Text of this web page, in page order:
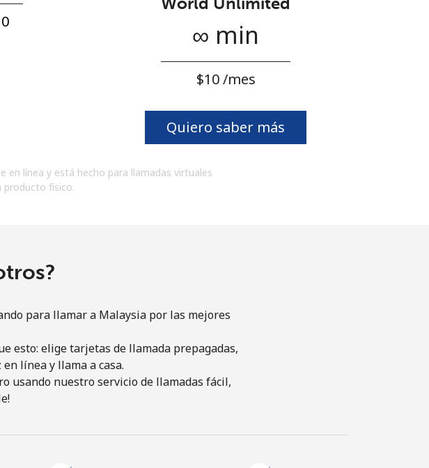
estoy de
→
∞ min
⁦$10⁩ /mes
Quiero saber más
en línea y está hecho para llamadas virtuales
producto físico.
para llamar a Malaysia por las mejores
esto: elige tarjetas de llamada prepagadas,
línea y llama a casa.
usando nuestro servicio de llamadas fácil,